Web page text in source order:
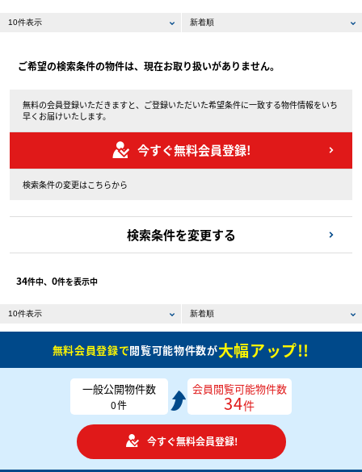
ご希望の検索条件の物件は、現在お取り扱いがありません。
無料の会員登録いただきますと、ご登録いただいた希望条件に一致する物件情報をいち
早くお届けいたします。
今すぐ無料会員登録!
検索条件の変更はこちらから
検索条件を変更する
34件中、 0件を表示中
無料会員登録で閲覧可能物件数が大幅アップ!!
一般公開物件数
0件
会員閲覧可能物件数
34件
今すぐ無料会員登録!